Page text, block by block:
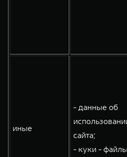
иные
- данные об
сайта;
- куки -